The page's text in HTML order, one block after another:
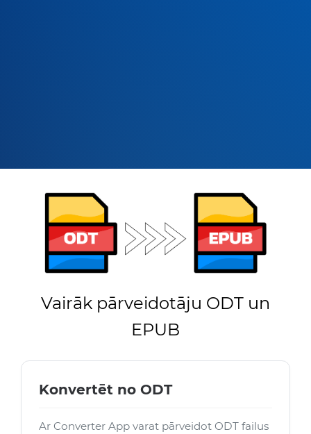
Vairāk pārveidotāju ODT un
EPUB
Konvertēt no ODT
Ar Converter App varat pārveidot ODT failus